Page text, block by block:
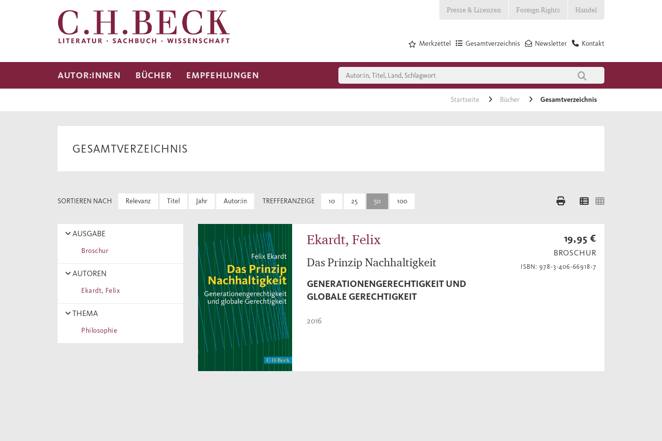
Presse & Lizenzen Foreign Rights Handel
Kontakt
Newsletter
Gesamtverzeichnis
Merkzettel
AUTOR:INNEN BÜCHER EMPFEHLUNGEN
Startseite Bücher Gesamtverzeichnis
GESAMTVERZEICHNIS
SORTIEREN NACH Relevanz Titel Jahr Autor:in TREFFERANZEIGE 10 25 50 100
AUSGABE
Broschur
AUTOREN
Ekardt, Felix
THEMA
Philosophie
Ekardt, Felix
Das Prinzip Nachhaltigkeit
GENERATIONENGERECHTIGKEIT UND
GLOBALE GERECHTIGKEIT
2016
19,95 €
BROSCHUR
ISBN: 978-3-406-66918-7